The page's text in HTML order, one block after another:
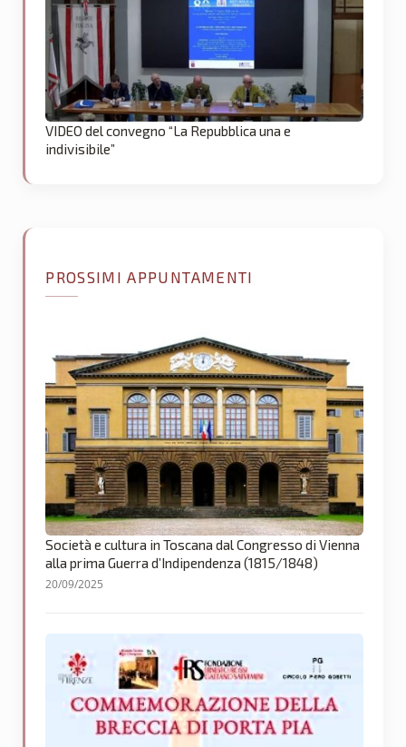
VIDEO del convegno “La Repubblica una e
indivisibile”
PROSSIMI APPUNTAMENTI
Società e cultura in Toscana dal Congresso di Vienna
alla prima Guerra d’Indipendenza (1815/1848)
20/09/2025